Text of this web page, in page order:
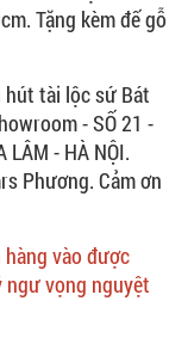
Tặng kèm đế gỗ
tài lộc sứ Bát
- SỐ 21 -
LÂM - HÀ NỘI.
Phương. Cảm ơn
vào được
ngư vọng nguyệt